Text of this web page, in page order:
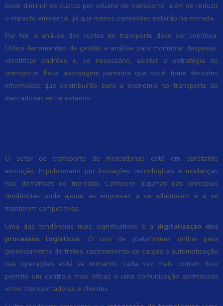
pode diminuir os custos por volume de transporte, além de reduzir
o impacto ambiental, já que menos caminhões estarão na estrada.
Por fim, a análise dos custos de transporte deve ser contínua.
Utilize ferramentas de gestão e análise para monitorar despesas,
identificar padrões e, se necessário, ajustar a estratégia de
transporte. Essa abordagem permitirá que você tome decisões
informadas que contribuirão para a economia no transporte de
mercadorias entre estados.
O setor de transporte de mercadorias está em constante
evolução, impulsionado por inovações tecnológicas e mudanças
nas demandas do mercado. Conhecer algumas das principais
tendências pode ajudar as empresas a se adaptarem e a se
manterem competitivas.
Uma das tendências mais significativas é a digitalização dos
processos logísticos. O uso de plataformas online para
gerenciamento de fretes, rastreamento de cargas e automatização
das operações está se tornando cada vez mais comum. Isso
permite um controle mais eficaz e uma comunicação aprimorada
entre transportadoras e clientes.